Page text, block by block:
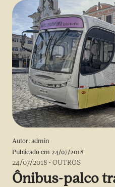
Autor: admin
Publicado em 24/07/2018
24/07/2018 -OUTROS
Ônibus-palco